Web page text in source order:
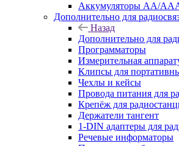
Аккумуляторы АА/
Дополнительно для
Назад
Дополнительно для
Программаторы
Измерительная
Клипсы для
Чехлы и кейсы
Провода питания для
Крепёж для
Держатели тангент
1-DIN адаптеры для
Речевые информаторы